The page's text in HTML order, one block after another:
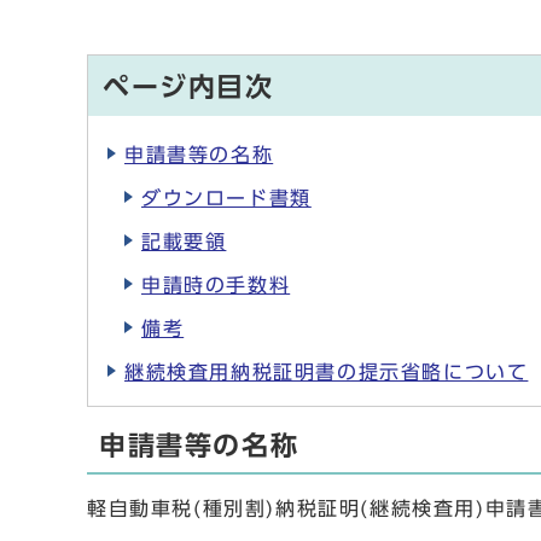
ページ内目次
申請書等の名称
ダウンロード書類
記載要領
申請時の手数料
備考
継続検査用納税証明書の提示省略について
申請書等の名称
軽自動車税(種別割)納税証明(継続検査用)申請